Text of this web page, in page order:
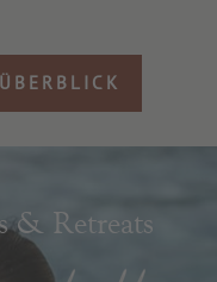
& Retreats